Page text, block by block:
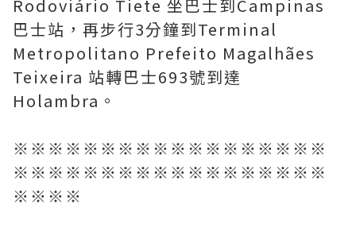
Rodoviário Tiete 坐巴士到Campinas
巴士站，再步行3分鐘到Terminal
Metropolitano Prefeito Magalhães
Teixeira 站轉巴士693號到達
Holambra。
※※※※※※※※※※※※※※※※※※
※※※※※※※※※※※※※※※※※※
※※※※